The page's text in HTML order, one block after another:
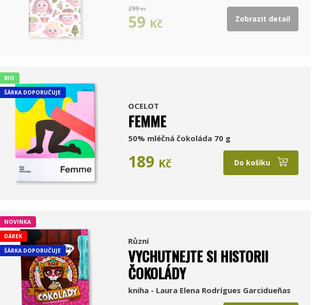
299 Kč
59 Kč Zobrazit detail
BIO
ŠÁRKA DOPORUČUJE
OCELOT
FEMME
50% mléčná čokoláda 70 g
189 Kč Do košíku
NOVINKA
DÁREK
ŠÁRKA DOPORUČUJE
Různí
VYCHUTNEJTE SI HISTORII
ČOKOLÁDY
kniha - Laura Elena Rodrígues Garcidueñas